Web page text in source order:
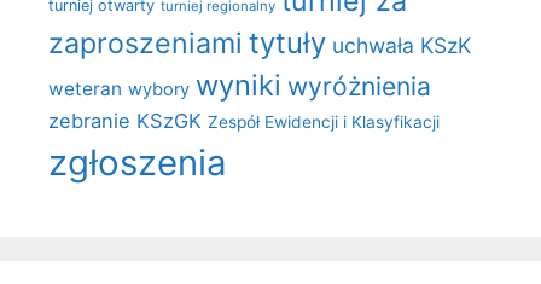
turniej otwarty turniej regionalny
zaproszeniami tytuły uchwała KSzK
weteran wybory wyniki wyróżnienia
zebranie KSzGK Zespół Ewidencji i Klasyfikacji
zgłoszenia